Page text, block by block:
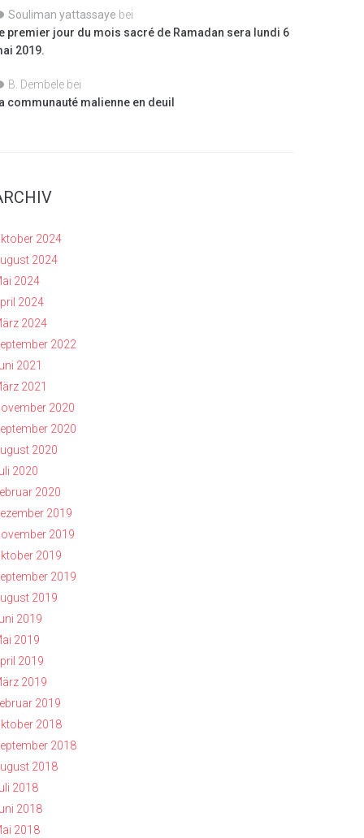
Souliman yattassaye bei
premier jour du mois sacré de Ramadan sera lundi 6
2019.
B. Dembele bei
communauté malienne en deuil
2024
2024
2024
2024
2024
2022
2021
2021
2020
2020
2020
2020
2020
2019
2019
2019
2019
2019
2019
2019
2019
2019
2019
2018
2018
2018
2018
2018
2018